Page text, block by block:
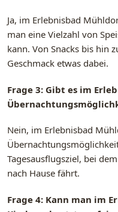
Ja, im Erlebnisbad
man eine Vielzahl von
kann. Von Snacks bis hin
Geschmack etwas dabei.
Frage 3: Gibt es im
Nein, im Erlebnisbad
Tagesausflugsziel, bei
nach Hause fährt.
Frage 4: Kann man im